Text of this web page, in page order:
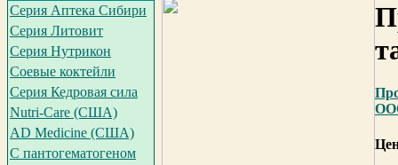
Серия Аптека Сибири
Серия Литовит
Серия Нутрикон
Соевые коктейли
Серия Кедровая сила
Nutri-Care (США)
AD Medicine (США)
С пантогематогеном